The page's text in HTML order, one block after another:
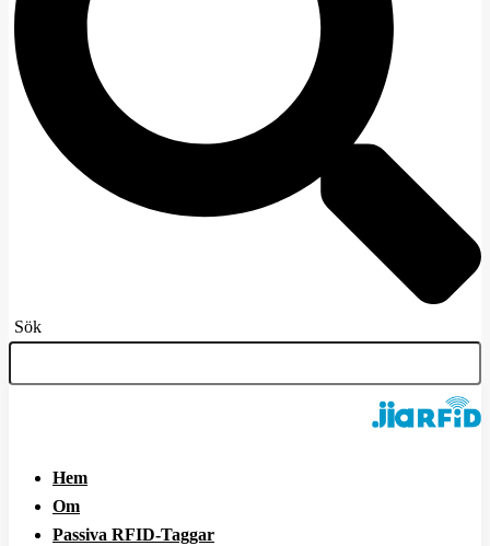
Sök
Hem
Om
Passiva RFID-Taggar